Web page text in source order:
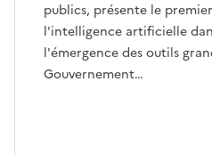
publics, présente le
l'intelligence artificielle
l'émergence des outils
Gouvernement…